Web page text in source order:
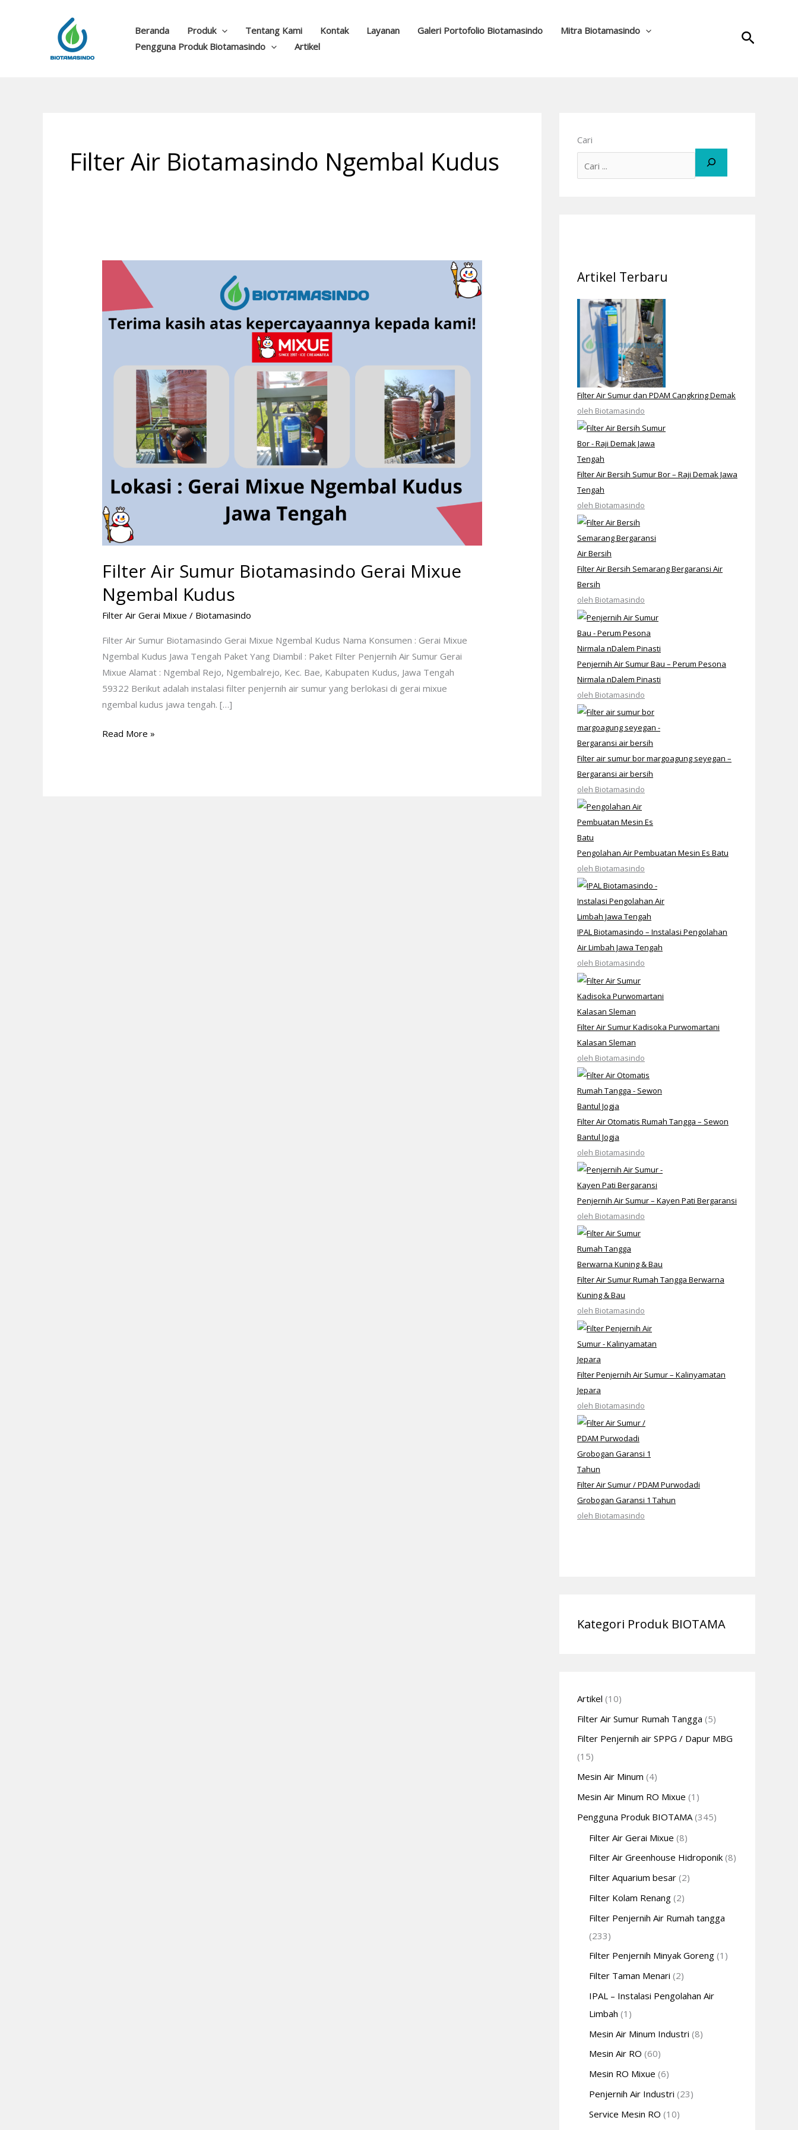
Beranda Produk Tentang Kami Kontak Layanan Galeri Portofolio Biotamasindo
Mitra Biotamasindo
Pengguna Produk Biotamasindo
Artikel Cari
Filter Air Biotamasindo Ngembal Kudus
Filter Air Sumur Biotamasindo Gerai Mixue
Ngembal Kudus
Filter Air Gerai Mixue / Biotamasindo
Filter Air Sumur Biotamasindo Gerai Mixue Ngembal Kudus Nama Konsumen : Gerai Mixue
Ngembal Kudus Jawa Tengah Paket Yang Diambil : Paket Filter Penjernih Air Sumur Gerai
Mixue Alamat : Ngembal Rejo, Ngembalrejo, Kec. Bae, Kabupaten Kudus, Jawa Tengah
59322 Berikut adalah instalasi filter penjernih air sumur yang berlokasi di gerai mixue
ngembal kudus jawa tengah. […]
Biotamasindo
Gerai
Ngembal
Read More »
Cari
Artikel Terbaru
Filter Air Sumur dan PDAM Cangkring Demak
oleh Biotamasindo
Filter Air Bersih Sumur Bor – Raji Demak Jawa
Tengah
oleh Biotamasindo
Filter Air Bersih Semarang Bergaransi Air
Bersih
oleh Biotamasindo
Penjernih Air Sumur Bau – Perum Pesona
Nirmala nDalem Pinasti
oleh Biotamasindo
Filter air sumur bor margoagung seyegan –
Bergaransi air bersih
oleh Biotamasindo
Pengolahan Air Pembuatan Mesin Es Batu
oleh Biotamasindo
IPAL Biotamasindo – Instalasi Pengolahan
Air Limbah Jawa Tengah
oleh Biotamasindo
Filter Air Sumur Kadisoka Purwomartani
Kalasan Sleman
oleh Biotamasindo
Filter Air Otomatis Rumah Tangga – Sewon
Bantul Jogja
oleh Biotamasindo
Penjernih Air Sumur – Kayen Pati Bergaransi
oleh Biotamasindo
Filter Air Sumur Rumah Tangga Berwarna
Kuning & Bau
oleh Biotamasindo
Filter Penjernih Air Sumur – Kalinyamatan
Jepara
oleh Biotamasindo
Filter Air Sumur / PDAM Purwodadi
Grobogan Garansi 1 Tahun
oleh Biotamasindo
Kategori Produk BIOTAMA
Artikel (10)
Filter Air Sumur Rumah Tangga (5)
Filter Penjernih air SPPG / Dapur MBG
(15)
Mesin Air Minum (4)
Mesin Air Minum RO Mixue (1)
Pengguna Produk BIOTAMA (345)
Filter Air Gerai Mixue (8)
Filter Air Greenhouse Hidroponik (8)
Filter Aquarium besar (2)
Filter Kolam Renang (2)
Filter Penjernih Air Rumah tangga
(233)
Filter Penjernih Minyak Goreng (1)
Filter Taman Menari (2)
IPAL – Instalasi Pengolahan Air
Limbah (1)
Mesin Air Minum Industri (8)
Mesin Air RO (60)
Mesin RO Mixue (6)
Penjernih Air Industri (23)
Service Mesin RO (10)